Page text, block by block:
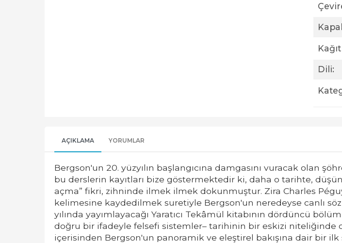
Dili:
AÇIKLAMA YORUMLAR
Bergson'un 20. yüzyılın başlangıcına damgasını vuracak olan
bu derslerin kayıtları bize göstermektedir ki, daha o tarihte,
açma” fikri, zihninde ilmek ilmek dokunmuştur. Zira Charles
kelimesine kaydedilmek suretiyle Bergson'un neredeyse canlı
yılında yayımlayacağı Yaratıcı Tekâmül kitabının dördüncü
doğru bir ifadeyle felsefi sistemler– tarihinin bir eskizi niteliğinde
içerisinden Bergson'un panoramik ve eleştirel bakışına dair bir